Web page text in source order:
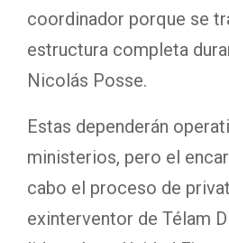
coordinador porque se
estructura completa
Nicolás Posse.
Estas dependerán
ministerios, pero el
cabo el proceso de
exinterventor de Télam